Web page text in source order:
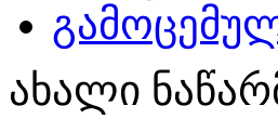
ახალი